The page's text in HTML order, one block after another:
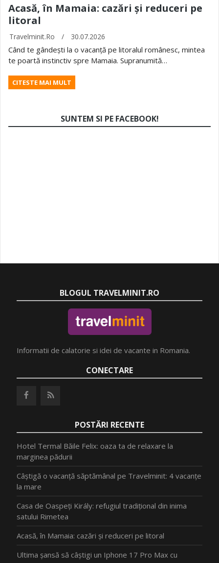
Acasă, în Mamaia: cazări și reduceri pe
litoral
Travelminit.ro / 30.07.2026
Când te gândești la o vacanță pe litoralul românesc, mintea
te poartă instinctiv spre Mamaia. Supranumită…
CITESTE MAI MULT
SUNTEM SI PE FACEBOOK!
BLOGUL TRAVELMINIT.RO
Informatii de calatorie si idei de vacante in Romania.
CONECTARE
POSTĂRI RECENTE
Hotel Termal Băile Felix: oaza ta de relaxare la
marginea pădurii
Câștigă o vacanță săptămânal pe Travelminit: 4 vacanțe
la mare
Casa de Oaspeți Király: refugiul tradițional din inima
satului Rimetea
Acasă, în Mamaia: cazări și reduceri pe litoral
Ultima șansă să câștigi un Iphone 17 Pro Max cu